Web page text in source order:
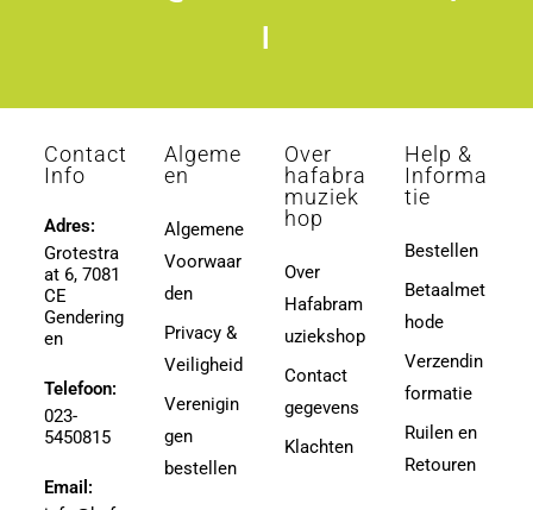
Contact
Info
Adres:
Grotestra
at 6, 7081
CE
Gendering
en
Telefoon:
023-
5450815
Email:
Algeme
en
Algemene
Voorwaar
den
Privacy &
Veiligheid
Verenigin
gen
bestellen
Over
hafabra
muziek
hop
Over
Hafabram
uziekshop
Contact
gegevens
Klachten
Help &
Informa
tie
Bestellen
Betaalmet
hode
Verzendin
formatie
Ruilen en
Retouren